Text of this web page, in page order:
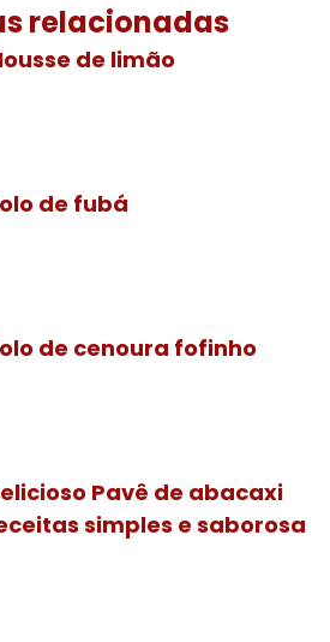
relacionadas
de limão
de fubá
de cenoura fofinho
Pavê de abacaxi
simples e saborosa